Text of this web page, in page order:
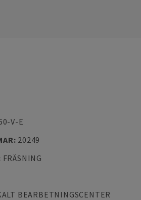
V-E
: 20249
FRÄSNING
BEARBETNINGSCENTER